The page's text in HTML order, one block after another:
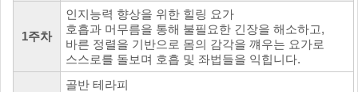
1주차
인지능력 향상을 위한 힐링 요가
호흡과 머무름을 통해 불필요한 긴장을 해소하고,
바른 정렬을 기반으로 몸의 감각을 꺠우는 요가로
스스로를 돌보며 호흡 및 좌법들을 익힙니다.
골반 테라피